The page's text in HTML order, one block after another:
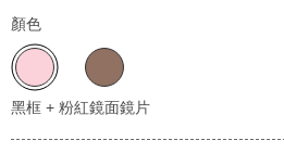
顏色